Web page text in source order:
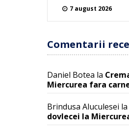
7 august 2026
Comentarii
Daniel Botea la
Miercurea fara
Brindusa Aluculesei la
dovlecei la